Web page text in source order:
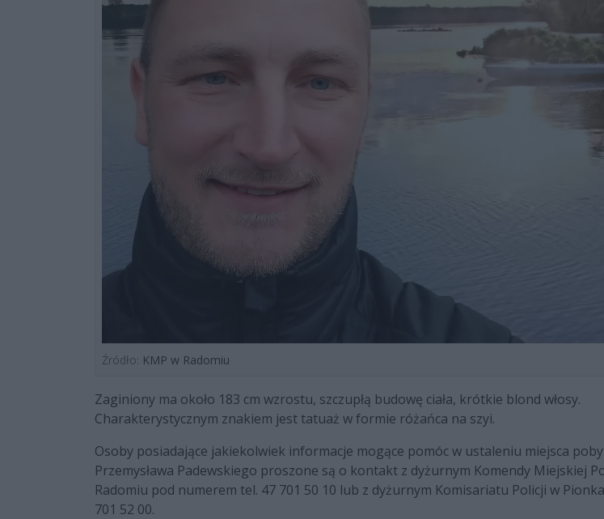
Źródło: KMP w Radomiu
Zaginiony ma około 183 cm wzrostu, szczupłą budowę ciała, krótkie blond włosy.
Charakterystycznym znakiem jest tatuaż w formie różańca na szyi.
Osoby posiadające jakiekolwiek informacje mogące pomóc w ustaleniu miejsca
Przemysława Padewskiego proszone są o kontakt z dyżurnym Komendy Miejskiej
Radomiu pod numerem tel. 47 701 50 10 lub z dyżurnym Komisariatu Policji w
701 52 00.